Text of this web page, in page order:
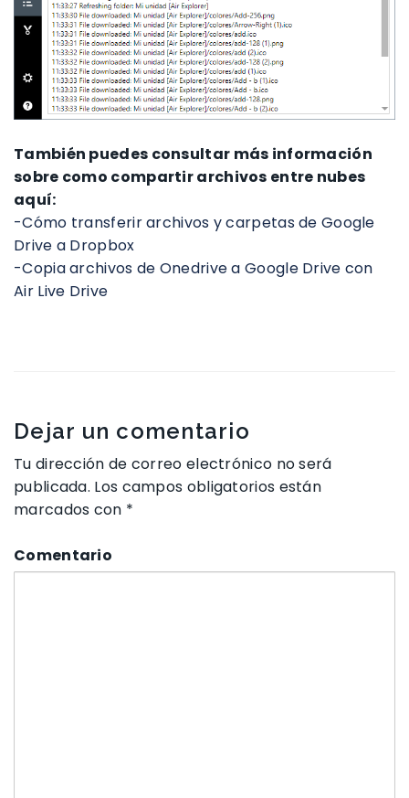
También puedes consultar más información
sobre como compartir archivos entre nubes
aquí:
-Cómo transferir archivos y carpetas de Google
Drive a Dropbox
-Copia archivos de Onedrive a Google Drive con
Air Live Drive
Dejar un comentario
Tu dirección de correo electrónico no será
publicada. Los campos obligatorios están
marcados con *
Comentario